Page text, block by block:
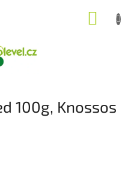
100g, Knossos